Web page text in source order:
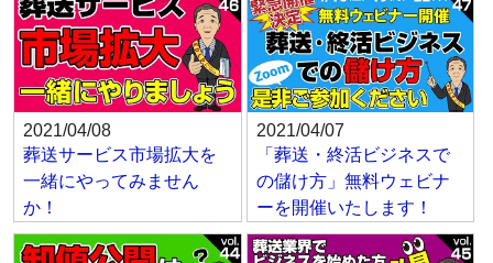
2021/04/08
葬送サービス市場拡大を
一緒にやってみません
か！
2021/04/07
「葬送・終活ビジネスで
の儲け方」無料ウェビナ
ーを開催いたします！